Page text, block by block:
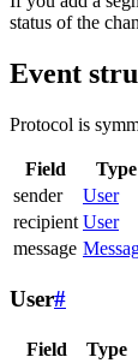
status of the
Event
Protocol is
Field Type
sender
User
recipient User
message
User#
Field Type